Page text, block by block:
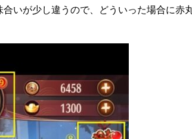
いが少し違うので、どういった場合に赤